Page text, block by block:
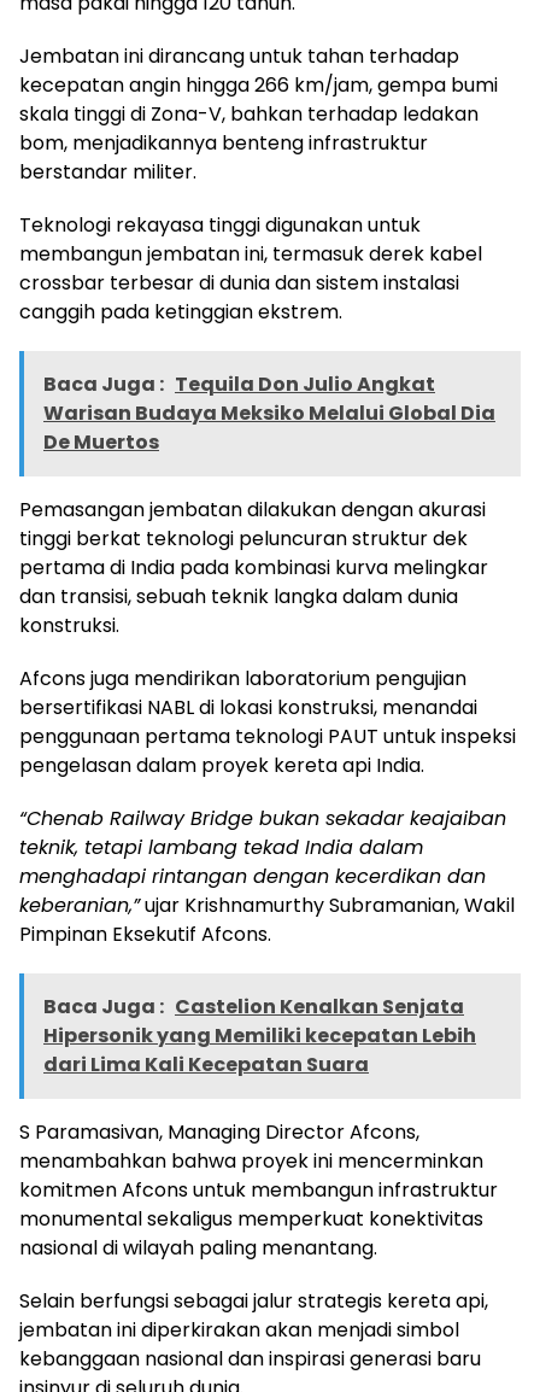
Jembatan ini dirancang untuk tahan terhadap
kecepatan angin hingga 266 km/jam, gempa bumi
skala tinggi di Zona-V, bahkan terhadap ledakan
bom, menjadikannya benteng infrastruktur
berstandar militer.
Teknologi rekayasa tinggi digunakan untuk
membangun jembatan ini, termasuk derek kabel
crossbar terbesar di dunia dan sistem instalasi
canggih pada ketinggian ekstrem.
Baca Juga : Tequila Don Julio Angkat
Warisan Budaya Meksiko Melalui Global Dia
De Muertos
Pemasangan jembatan dilakukan dengan akurasi
tinggi berkat teknologi peluncuran struktur dek
pertama di India pada kombinasi kurva melingkar
dan transisi, sebuah teknik langka dalam dunia
konstruksi.
Afcons juga mendirikan laboratorium pengujian
bersertifikasi NABL di lokasi konstruksi, menandai
penggunaan pertama teknologi PAUT untuk inspeksi
pengelasan dalam proyek kereta api India.
“Chenab Railway Bridge bukan sekadar keajaiban
teknik, tetapi lambang tekad India dalam
menghadapi rintangan dengan kecerdikan dan
keberanian,”ujar Krishnamurthy Subramanian, Wakil
Pimpinan Eksekutif Afcons.
Baca Juga : Castelion Kenalkan Senjata
Hipersonik yang Memiliki kecepatan Lebih
dari Lima Kali Kecepatan Suara
S Paramasivan, Managing Director Afcons,
menambahkan bahwa proyek ini mencerminkan
komitmen Afcons untuk membangun infrastruktur
monumental sekaligus memperkuat konektivitas
nasional di wilayah paling menantang.
Selain berfungsi sebagai jalur strategis kereta api,
jembatan ini diperkirakan akan menjadi simbol
kebanggaan nasional dan inspirasi generasi baru